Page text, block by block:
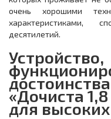
очень хорошими
характеристиками,
десятилетий.
Устройство,
«Дочиста
для